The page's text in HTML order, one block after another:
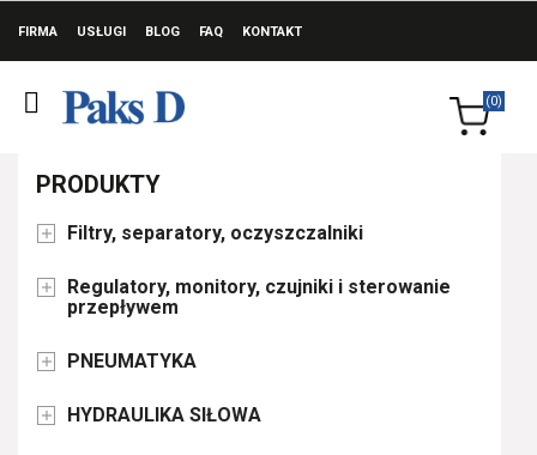
FIRMA USŁUGI BLOG FAQ KONTAKT
(0)
PRODUKTY
Filtry, separatory, oczyszczalniki

Regulatory, monitory, czujniki i sterowanie
przepływem

PNEUMATYKA

HYDRAULIKA SIŁOWA
